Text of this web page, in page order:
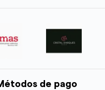
de pago